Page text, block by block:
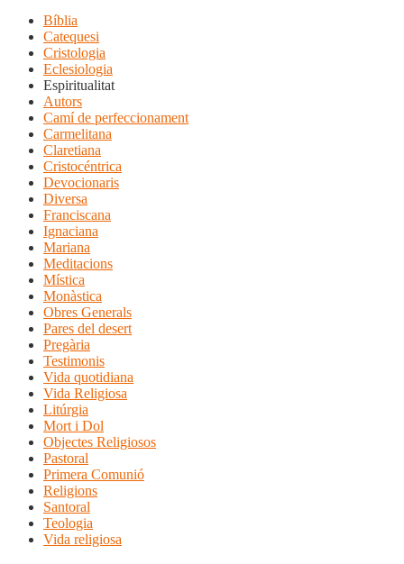
Bíblia
Catequesi
Cristologia
Eclesiologia
Espiritualitat
Autors
Camí de perfeccionament
Carmelitana
Claretiana
Cristocéntrica
Devocionaris
Diversa
Franciscana
Ignaciana
Mariana
Meditacions
Mística
Monàstica
Obres Generals
Pares del desert
Pregària
Testimonis
Vida quotidiana
Vida Religiosa
Litúrgia
Mort i Dol
Objectes Religiosos
Pastoral
Primera Comunió
Religions
Santoral
Teologia
Vida religiosa